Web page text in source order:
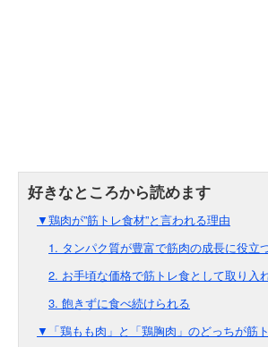
▼鶏肉が”筋トレ食材”と言われる理由
1. タンパク質が豊富で筋肉の成長に役立
2. お手頃な価格で筋トレ食として取り入
3. 飽きずに食べ続けられる
▼「鶏もも肉」と「鶏胸肉」のどっちが筋